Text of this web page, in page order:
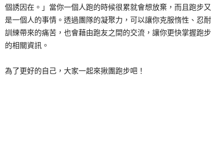
個誘因在。」當你一個人跑的時候很累就會想放棄，而且跑步又
是一個人的事情。透過團隊的凝聚力，可以讓你克服惰性、忍耐
訓練帶來的痛苦，也會藉由跑友之間的交流，讓你更快掌握跑步
的相關資訊。
為了更好的自己，大家一起來揪團跑步吧！